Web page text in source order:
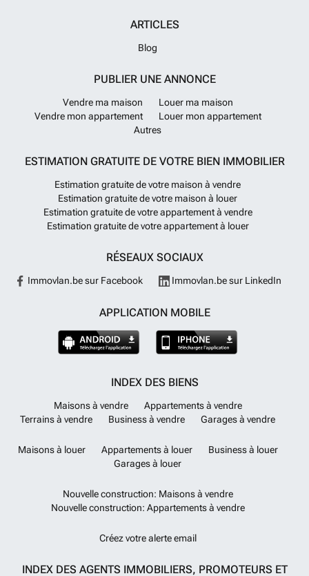
ARTICLES
Blog
PUBLIER UNE ANNONCE
Vendre ma maison
Louer ma maison
Vendre mon appartement
Louer mon appartement
Autres
ESTIMATION GRATUITE DE VOTRE BIEN IMMOBILIER
Estimation gratuite de votre maison à vendre
Estimation gratuite de votre maison à louer
Estimation gratuite de votre appartement à vendre
Estimation gratuite de votre appartement à louer
RÉSEAUX SOCIAUX
Immovlan.be sur Facebook Immovlan.be sur LinkedIn
APPLICATION MOBILE
INDEX DES BIENS
Maisons à vendre
Appartements à vendre
Terrains à vendre
Business à vendre Garages à vendre
Maisons à louer Appartements à louer
Business à louer
Garages à louer
Nouvelle construction: Maisons à vendre
Nouvelle construction: Appartements à vendre
Créez votre alerte email
INDEX DES AGENTS IMMOBILIERS, PROMOTEURS ET